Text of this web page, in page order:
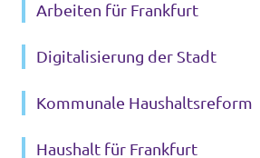
Arbeiten für Frankfurt
Digitalisierung der Stadt
Kommunale Haushaltsreform
Haushalt für Frankfurt